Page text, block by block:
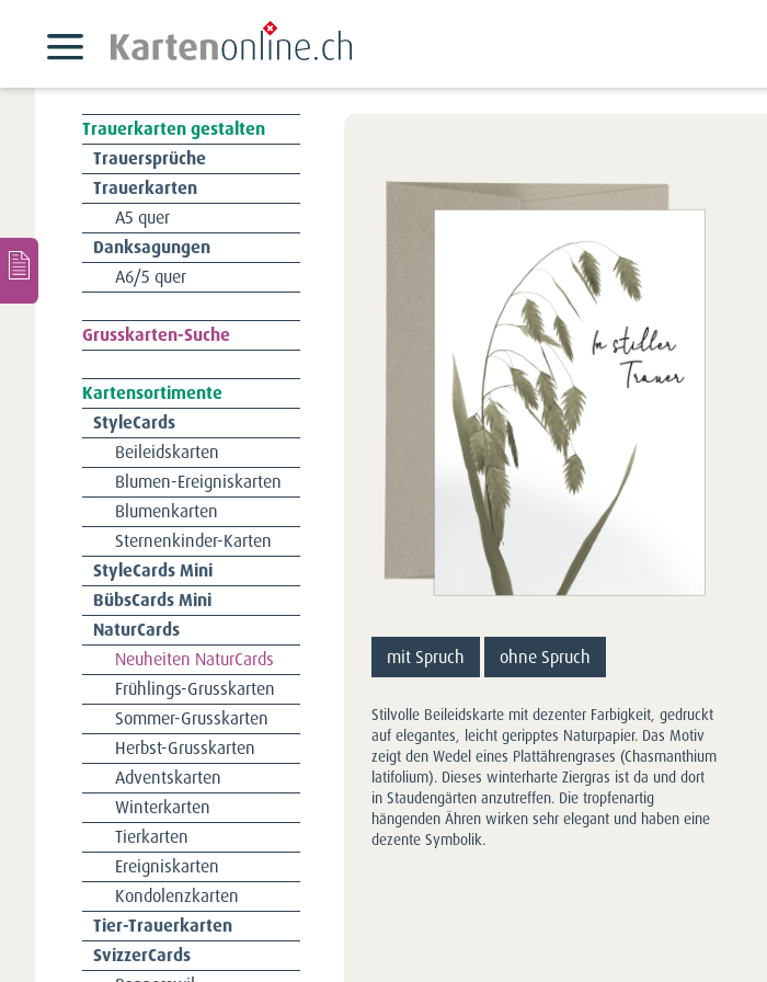
mit Spruch ohne Spruch
Stilvolle Beileidskarte mit dezenter Farbigkeit, gedruckt
auf elegantes, leicht geripptes Naturpapier. Das Motiv
zeigt den Wedel eines Plattährengrases (Chasmanthium
latifolium). Dieses winterharte Ziergras ist da und dort
in Staudengärten anzutreffen. Die tropfenartig
hängenden Ähren wirken sehr elegant und haben eine
dezente Symbolik.
Trauerkarten gestalten
Navigation
überspringen
Trauersprüche
Trauerkarten
A5 quer
Danksagungen
A6/5 quer
Navigation
überspringen
Grusskarten-Suche
Kartensortimente
Navigation
überspringen
StyleCards
Beileidskarten
Blumen-Ereigniskarten
Blumenkarten
Sternenkinder-Karten
StyleCards Mini
BübsCards Mini
NaturCards
Neuheiten NaturCards
Frühlings-Grusskarten
Sommer-Grusskarten
Herbst-Grusskarten
Adventskarten
Winterkarten
Tierkarten
Ereigniskarten
Kondolenzkarten
Tier-Trauerkarten
SvizzerCards